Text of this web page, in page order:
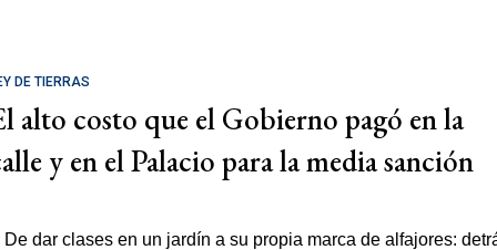
DE TIERRAS
alto costo que el Gobierno pagó en la
y en el Palacio para la media sanción